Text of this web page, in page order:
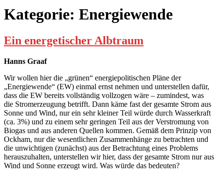
Kategorie: Energiewende
Ein energetischer Albtraum
Hanns Graaf
Wir wollen hier die „grünen“ energiepolitischen Pläne der
„Energiewende“ (EW) einmal ernst nehmen und unterstellen dafür,
dass die EW bereits vollständig vollzogen wäre – zumindest, was
die Stromerzeugung betrifft. Dann käme fast der gesamte Strom aus
Sonne und Wind, nur ein sehr kleiner Teil würde durch Wasserkraft
(ca. 3%) und zu einem sehr geringen Teil aus der Verstromung von
Biogas und aus anderen Quellen kommen. Gemäß dem Prinzip von
Ockham, nur die wesentlichen Zusammenhänge zu betrachten und
die unwichtigen (zunächst) aus der Betrachtung eines Problems
herauszuhalten, unterstellen wir hier, dass der gesamte Strom nur aus
Wind und Sonne erzeugt wird. Was würde das bedeuten?